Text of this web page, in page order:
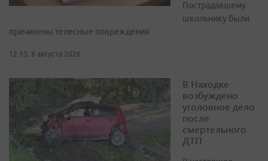
Пострадавшему
школьнику были
причинены телесные повреждения
12:13, 8 августа 2026
В Находке
возбуждено
уголовное дело
после
смертельного
ДТП